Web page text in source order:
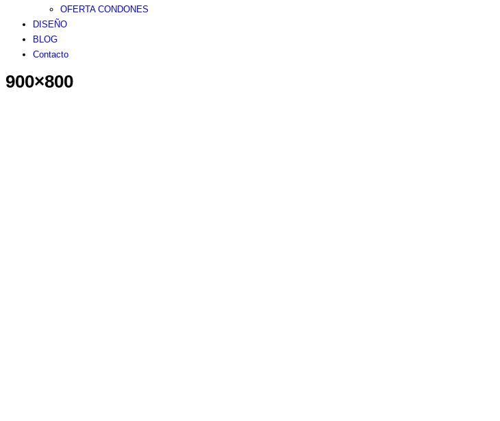
OFERTA CONDONES
DISEÑO
BLOG
Contacto
900×800